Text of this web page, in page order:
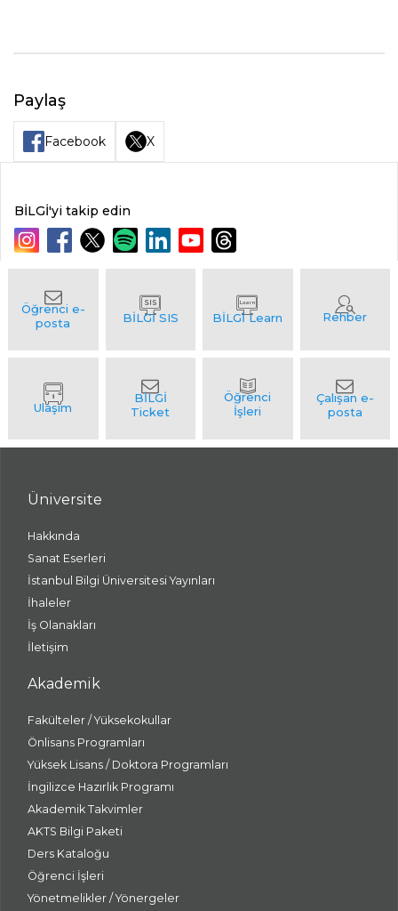
Paylaş
Facebook X
BİLGİ'yi takip edin
Üniversite
Hakkında
Sanat Eserleri
İstanbul Bilgi Üniversitesi Yayınları
İhaleler
İş Olanakları
İletişim
Akademik
Fakülteler / Yüksekokullar
Önlisans Programları
Yüksek Lisans / Doktora Programları
İngilizce Hazırlık Programı
Akademik Takvimler
AKTS Bilgi Paketi
Ders Kataloğu
Öğrenci İşleri
Yönetmelikler / Yönergeler